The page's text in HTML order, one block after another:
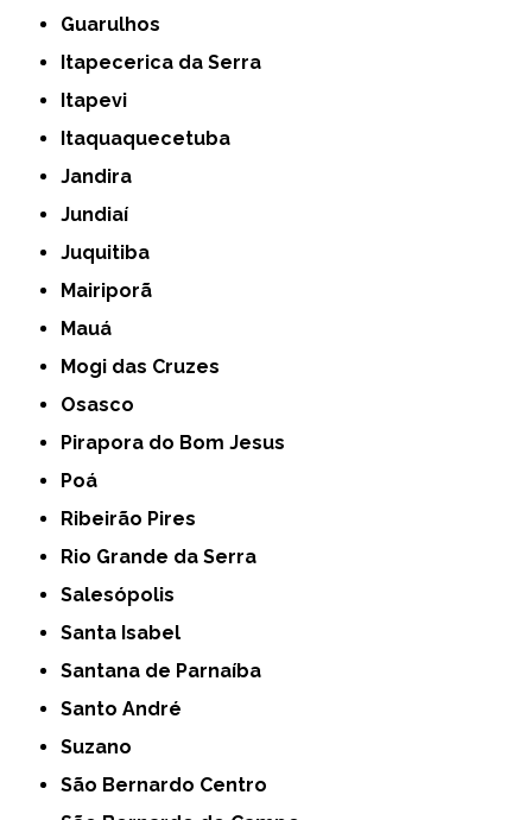
Guarulhos
Itapecerica da Serra
Itapevi
Itaquaquecetuba
Jandira
Jundiaí
Juquitiba
Mairiporã
Mauá
Mogi das Cruzes
Osasco
Pirapora do Bom Jesus
Poá
Ribeirão Pires
Rio Grande da Serra
Salesópolis
Santa Isabel
Santana de Parnaíba
Santo André
Suzano
São Bernardo Centro